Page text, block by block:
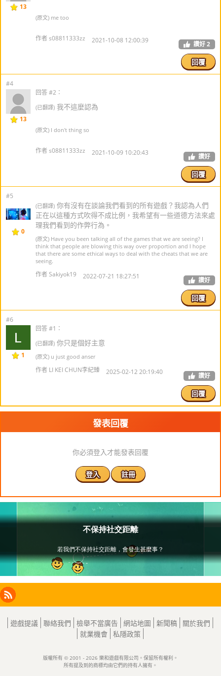
13
(原文) me too
作者 s08811333zz 2021-10-08 12:00:39 讚好2
回覆
#4
13
回答 #2：
(已翻譯) 我不這麼認為
(原文) I don't thing so
作者 s08811333zz 2021-10-09 10:20:43 讚好
回覆
#5
0
(已翻譯) 你有沒有在談論我們看到的所有遊戲？我認為人們
正在以這種方式吹得不成比例，我希望有一些道德方法來處
理我們看到的作弊行為。
(原文) Have you been talking all of the games that we are seeing? I
think that people are blowing this way over proportion and I hope
that there are some ethical ways to deal with the cheats that we are
seeing.
作者 Sakiyok19 2022-07-21 18:27:51 讚好
回覆
#6
1
回答 #1：
(已翻譯) 你只是個好主意
(原文) u just good anser
作者 LI KEI CHUN李紀臻 2025-02-12 20:19:40 讚好
回覆
發表回覆
你必須登入才能發表回覆
登入 註冊
Facebook
Instagram
X
LinkedIn
RSS
遊戲提議 聯絡我們 檢舉不當廣告 網站地圖 新聞稿
關於我們
就業機會 私隱政策
版權所有 © 2001 - 2026 樂和遊戲有限公司。保留所有權利。
所有提及到的商標均由它們的持有人擁有。